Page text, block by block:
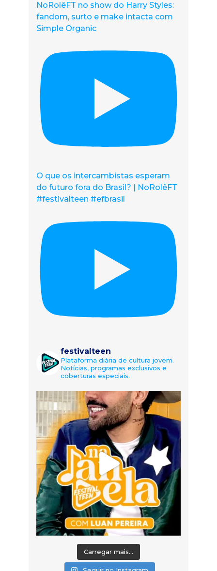
NoRolêFT no show do Harry Styles:
fandom, surto e make intacta com
Simple Organic
O que os intercambistas esperam
do futuro fora do Brasil? | NoRolêFT
#festivalteen #efbrasil
festivalteen
Plataforma diária de cultura jovem.
Notícias, programas exclusivos e
coberturas especiais.
Carregar mais...